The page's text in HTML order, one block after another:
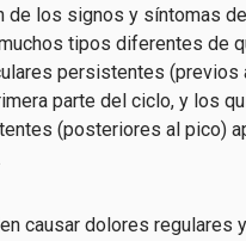
de los signos y síntomas
tipos diferentes de
persistentes (previos
parte del ciclo, y los
(posteriores al pico)
causar dolores regulares